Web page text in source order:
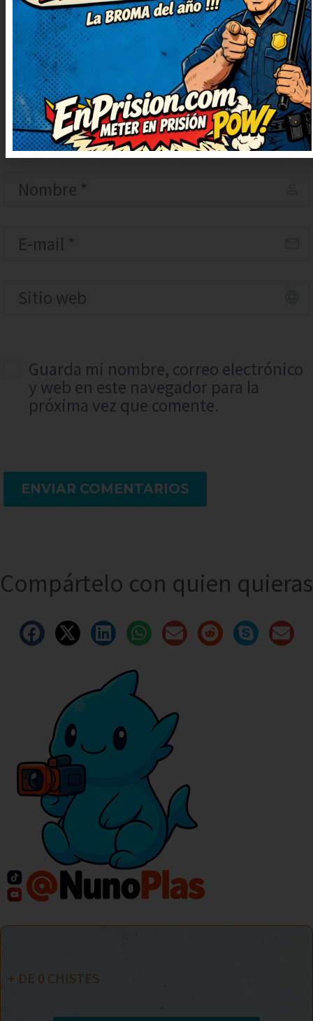
Guarda mi nombre, correo electrónico
y web en este navegador para la
próxima vez que comente.
ENVIAR COMENTARIOS
Compártelo con quien quieras
+ DE 0 CHISTES